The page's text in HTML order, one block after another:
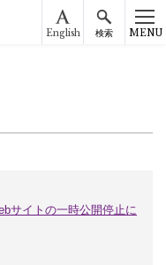
English 検索 MENU
サイトの一時公開停止に